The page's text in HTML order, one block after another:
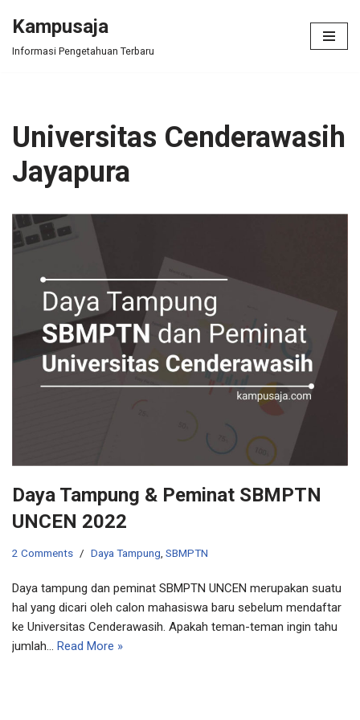
Skip
Kampusaja
Informasi Pengetahuan Terbaru
Universitas Cenderawasih
Jayapura
Daya Tampung & Peminat SBMPTN
UNCEN 2022
2 Comments Daya Tampung SBMPTN
Daya tampung dan peminat SBMPTN UNCEN merupakan suatu
hal yang dicari oleh calon mahasiswa baru sebelum mendaftar
ke Universitas Cenderawasih. Apakah teman-teman ingin tahu
jumlah… Read More »